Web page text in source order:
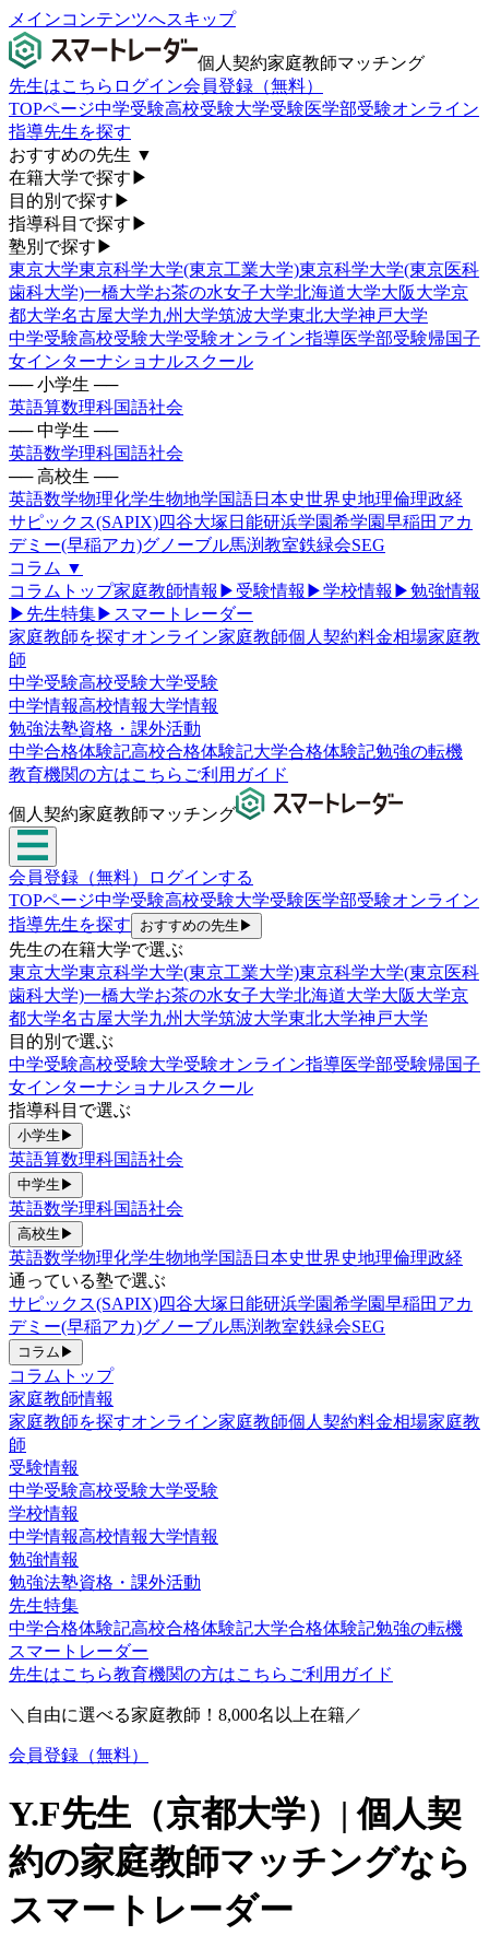
メインコンテンツへスキップ
個人契約家庭教師マッチング
先生はこちら ログイン会員登録（無料）
TOPページ中学受験高校受験大学受験医学部受験オンライン
指導先生を探す
おすすめの先生 ▼
在籍大学で探す ▶
目的別で探す ▶
指導科目で探す ▶
塾別で探す ▶
東京大学東京科学大学(東京工業大学)東京科学大学(東京医科
歯科大学)一橋大学お茶の水女子大学北海道大学大阪大学京
都大学名古屋大学九州大学筑波大学東北大学神戸大学
中学受験高校受験大学受験オンライン指導医学部受験帰国子
女インターナショナルスクール
── 小学生 ──
英語算数理科国語社会
── 中学生 ──
英語数学理科国語社会
── 高校生 ──
英語数学物理化学生物地学国語日本史世界史地理倫理政経
サピックス(SAPIX)四谷大塚 日能研浜学園希学園早稲田アカ
デミー(早稲アカ)グノーブル馬渕教室鉄緑会SEG
コラム ▼
コラムトップ家庭教師情報 ▶ 受験情報 ▶学校情報 ▶勉強情報
▶ 先生特集▶ スマートレーダー
家庭教師を探すオンライン家庭教師個人契約料金相場家庭教
師
中学受験高校受験大学受験
中学情報高校情報大学情報
勉強法塾資格・課外活動
中学合格体験記高校合格体験記大学合格体験記勉強の転機
教育機関の方はこちら ご利用ガイド
個人契約家庭教師マッチング
会員登録（無料）
ログインする
TOPページ中学受験高校受験大学受験医学部受験オンライン
指導先生を探す おすすめの先生 ▶
先生の在籍大学で選ぶ
東京大学東京科学大学(東京工業大学)東京科学大学(東京医科
歯科大学)一橋大学お茶の水女子大学北海道大学大阪大学京
都大学名古屋大学九州大学筑波大学東北大学神戸大学
目的別で選ぶ
中学受験高校受験大学受験オンライン指導医学部受験帰国子
女インターナショナルスクール
指導科目で選ぶ
小学生 ▶
英語算数理科国語社会
中学生 ▶
英語数学理科国語社会
高校生 ▶
英語数学物理化学生物地学国語日本史世界史地理倫理政経
通っている塾で選ぶ
サピックス(SAPIX)四谷大塚 日能研浜学園希学園早稲田アカ
デミー(早稲アカ)グノーブル馬渕教室鉄緑会SEG
コラム ▶
コラムトップ
家庭教師情報
家庭教師を探すオンライン家庭教師個人契約料金相場家庭教
師
受験情報
中学受験高校受験大学受験
学校情報
中学情報高校情報大学情報
勉強情報
勉強法塾資格・課外活動
先生特集
中学合格体験記高校合格体験記大学合格体験記勉強の転機
スマートレーダー
先生はこちら教育機関の方はこちら ご利用ガイド
＼自由に選べる家庭教師！ 8,000名以上在籍／
会員登録（無料）
Y.F先生（京都大学）| 個人契
約の家庭教師マッチングなら
スマートレーダー